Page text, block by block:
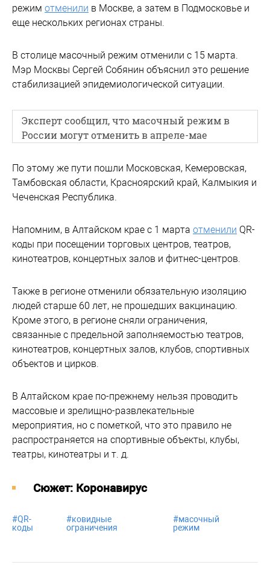
режим отменили в Москве, а затем в Подмосковье и
еще нескольких регионах страны.
В столице масочный режим отменили с 15 марта.
Мэр Москвы Сергей Собянин объяснил это решение
стабилизацией эпидемиологической ситуации.
Эксперт сообщил, что масочный режим в
России могут отменить в апреле-мае
По этому же пути пошли Московская, Кемеровская,
Тамбовская области, Красноярский край, Калмыкия и
Чеченская Республика.
Напомним, в Алтайском крае с 1 марта отменили QR-
коды при посещении торговых центров, театров,
кинотеатров, концертных залов и фитнес-центров.
Также в регионе отменили обязательную изоляцию
людей старше 60 лет, не прошедших вакцинацию.
Кроме этого, в регионе сняли ограничения,
связанные с предельной заполняемостью театров,
кинотеатров, концертных залов, клубов, спортивных
объектов и цирков.
В Алтайском крае по-прежнему нельзя проводить
массовые и зрелищно-развлекательные
мероприятия, но с пометкой, что это правило не
распространяется на спортивные объекты, клубы,
театры, кинотеатры и т. д.
Cюжет: Коронавирус
#QR-
коды
#ковидные
ограничения
#масочный
режим